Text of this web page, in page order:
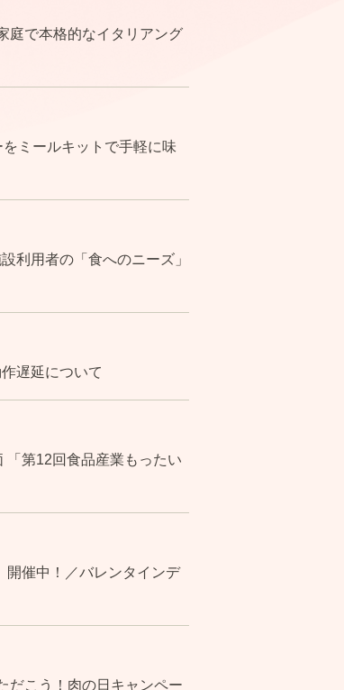
庭で本格的なイタリアング
ミールキットで手軽に味
利用者の「食へのニーズ」
遅延について
「第12回食品産業もったい
開催中！／バレンタインデ
だこう！肉の日キャンペー